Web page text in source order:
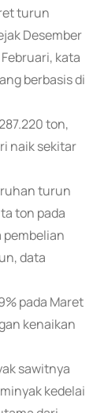
turun
Desember
kata
berbasis di
ton,
naik sekitar
turun
ton pada
pembelian
data
pada Maret
kenaikan
sawitnya
kedelai